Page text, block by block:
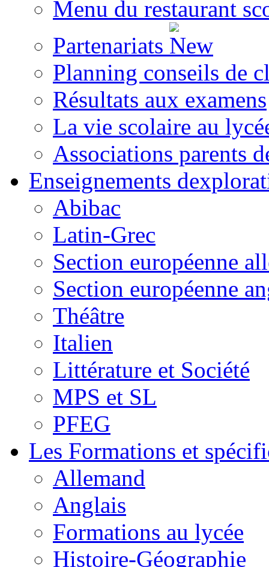
Menu du restaurant
Partenariats
Planning conseils de
Résultats aux examens
La vie scolaire au
Associations parents
Enseignements
Abibac
Latin-Grec
Section européenne
Section européenne
Théâtre
Italien
Littérature et Société
MPS et SL
PFEG
Les Formations et
Allemand
Anglais
Formations au lycée
Histoire-Géographie